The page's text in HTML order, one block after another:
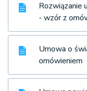
Rozwiązanie
- wzór z
Umowa o
omówieniem